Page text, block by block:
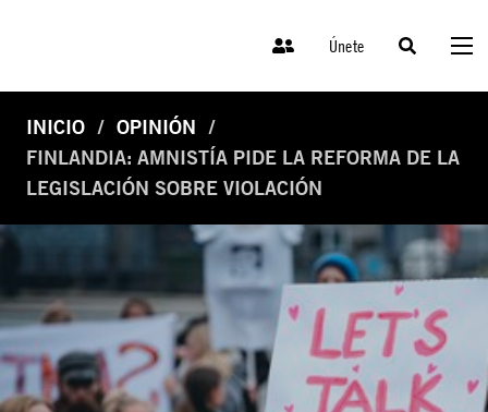
Únete
INICIO
OPINIÓN
FINLANDIA: AMNISTÍA PIDE LA REFORMA DE LA
LEGISLACIÓN SOBRE VIOLACIÓN